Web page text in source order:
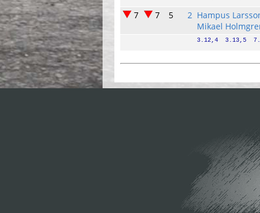
7 7 5 2 Hampus
Mikael
3.12,4  3.13,5